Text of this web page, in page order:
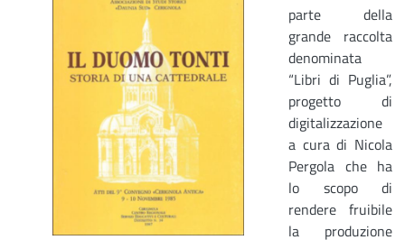
parte della
grande raccolta
denominata
“Libri di Puglia”,
progetto di
digitalizzazione
a cura di Nicola
Pergola che ha
lo scopo di
rendere fruibile
la produzione